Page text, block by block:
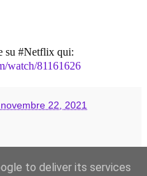
watch/81161626
22, 2021
to deliver its services